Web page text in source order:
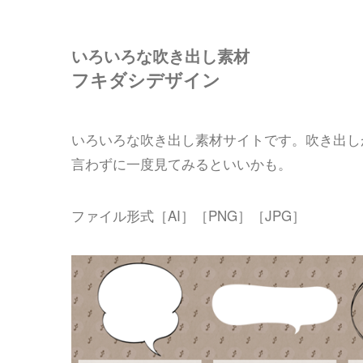
いろいろな吹き出し素材
フキダシデザイン
いろいろな吹き出し素材サイトです。吹き出
言わずに一度見てみるといいかも。
ファイル形式［AI］［PNG］［JPG］